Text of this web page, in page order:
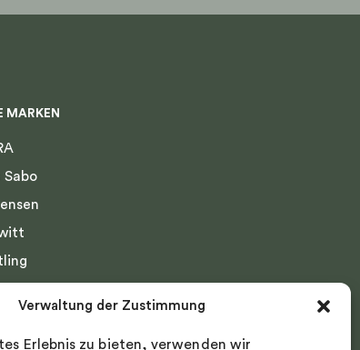
Verwaltung der Zustimmung
Erlebnis zu bieten, verwenden wir
MARKEN
Sabo